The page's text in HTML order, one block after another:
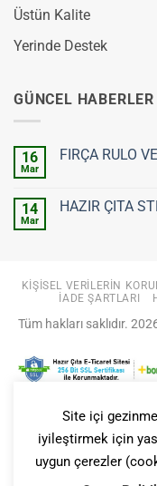
Üstün Kalite
Yerinde Destek
GÜNCEL HABERLER
16
Mar
FIRÇA RULO
RULO
14
Mar
HAZIR ÇITA
KIŞISEL VERILERIN
İADE ŞARTLARI
Tüm hakları saklıdır.
Site içi
iyileştirmek için
uygun çerezler